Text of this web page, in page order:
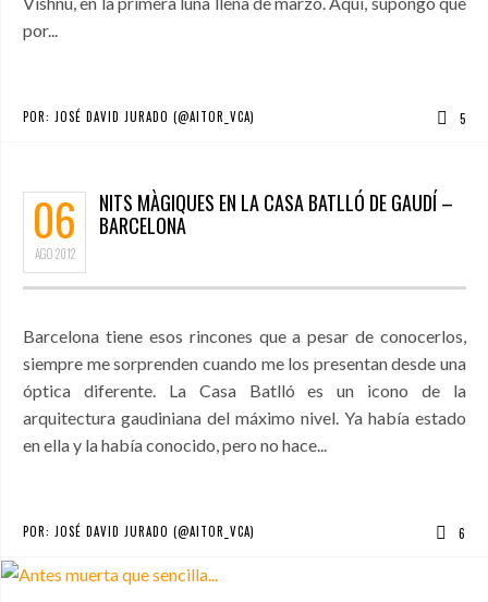
por...
POR: JOSÉ DAVID JURADO (@AITOR_VCA) 5
06
AGO2012
NITS MÀGIQUES EN LA CASA BATLLÓ DE GAUDÍ –
BARCELONA
Barcelona tiene esos rincones que a pesar de conocerlos,
siempre me sorprenden cuando me los presentan desde una
óptica diferente. La Casa Batlló es un icono de la
arquitectura gaudiniana del máximo nivel. Ya había estado
en ella y la había conocido, pero no hace...
POR: JOSÉ DAVID JURADO (@AITOR_VCA) 6